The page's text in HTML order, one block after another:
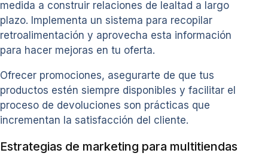
medida a construir relaciones de lealtad a largo
plazo. Implementa un sistema para recopilar
retroalimentación y aprovecha esta información
para hacer mejoras en tu oferta.
Ofrecer promociones, asegurarte de que tus
productos estén siempre disponibles y facilitar el
proceso de devoluciones son prácticas que
incrementan la satisfacción del cliente.
Estrategias de marketing para multitiendas